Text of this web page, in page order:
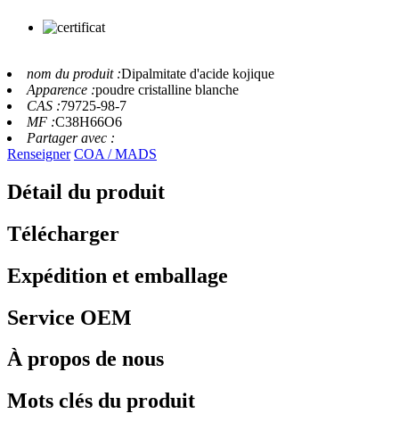
nom du produit :Dipalmitate d'acide kojique
Apparence :poudre cristalline blanche
CAS :79725-98-7
MF :C38H66O6
Partager avec :
Renseigner COA / MADS
Détail du produit
Télécharger
Expédition et emballage
Service OEM
À propos de nous
Mots clés du produit